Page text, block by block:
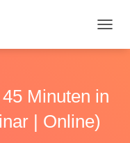
A
A
Minuten in
| Online)